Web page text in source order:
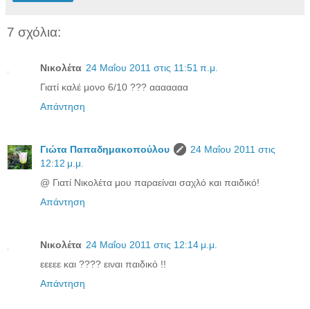
7 σχόλια:
Νικολέτα 24 Μαΐου 2011 στις 11:51 π.μ.
Γιατί καλέ μονο 6/10 ??? ααααααα
Απάντηση
Γιώτα Παπαδημακοπούλου
24 Μαΐου 2011 στις
12:12 μ.μ.
@ Γιατί Νικολέτα μου παραείναι σαχλό και παιδικό!
Απάντηση
Νικολέτα 24 Μαΐου 2011 στις 12:14 μ.μ.
εεεεε και ???? ειναι παιδικό !!
Απάντηση